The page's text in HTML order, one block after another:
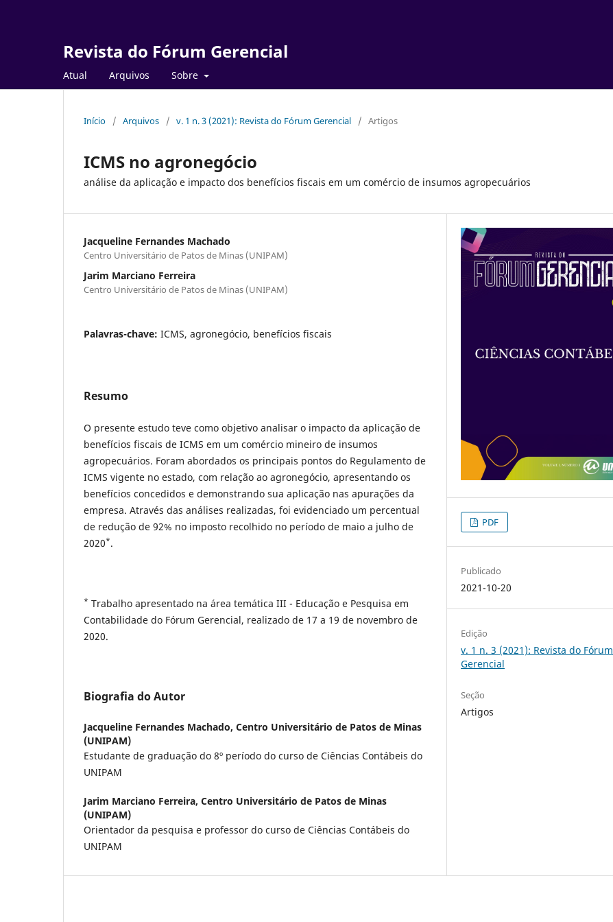
Revista do Fórum Gerencial
Atual Arquivos Sobre
Início / Arquivos / v. 1 n. 3 (2021): Revista do Fórum Gerencial / Artigos
ICMS no agronegócio
análise da aplicação e impacto dos benefícios fiscais em um comércio de insumos agropecuários
Jacqueline Fernandes Machado
Centro Universitário de Patos de Minas (UNIPAM)
Jarim Marciano Ferreira
Centro Universitário de Patos de Minas (UNIPAM)
Palavras-chave: ICMS, agronegócio, benefícios fiscais
Resumo
O presente estudo teve como objetivo analisar o impacto da aplicação de
benefícios fiscais de ICMS em um comércio mineiro de insumos
agropecuários. Foram abordados os principais pontos do Regulamento de
ICMS vigente no estado, com relação ao agronegócio, apresentando os
benefícios concedidos e demonstrando sua aplicação nas apurações da
empresa. Através das análises realizadas, foi evidenciado um percentual
de redução de 92% no imposto recolhido no período de maio a julho de
2020*.
* Trabalho apresentado na área temática III - Educação e Pesquisa em
Contabilidade do Fórum Gerencial, realizado de 17 a 19 de novembro de
2020.
Biografia do Autor
Jacqueline Fernandes Machado, Centro Universitário de Patos de Minas
(UNIPAM)
Estudante de graduação do 8º período do curso de Ciências Contábeis do
UNIPAM
Jarim Marciano Ferreira, Centro Universitário de Patos de Minas
(UNIPAM)
Orientador da pesquisa e professor do curso de Ciências Contábeis do
UNIPAM
PDF
Publicado
2021-10-20
Edição
v. 1 n. 3 (2021): Revista do Fórum
Gerencial
Seção
Artigos